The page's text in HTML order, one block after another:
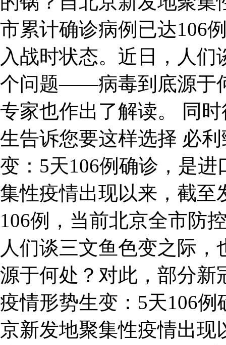
市累计确诊病例已达106
入战时状态。近日，人
个问题——病毒到底源于
专家也作出了解读。 同
生告诉您要这样选择 必
变：5天106例确诊，是
集性疫情出现以来，截至
106例，当前北京全市防
人们谈三文鱼色变之际
源于何处？对此，部分新
疫情形势生变：5天106
京新发地聚集性疫情出现